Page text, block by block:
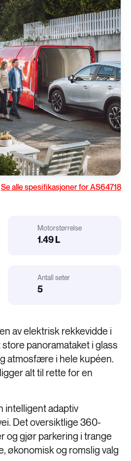
Se alle spesifikasjoner for AS64718
Motorstørrelse
1.49 L
Antall seter
5
av elektrisk rekkevidde i
panoramataket i glass
atmosfære i hele kupéen.
alt til rette for en
intelligent adaptiv
Det oversiktlige 360-
og gjør parkering i trange
økonomisk og romslig valg